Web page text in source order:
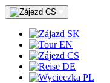
CS
SK
EN
CS
DE
PL